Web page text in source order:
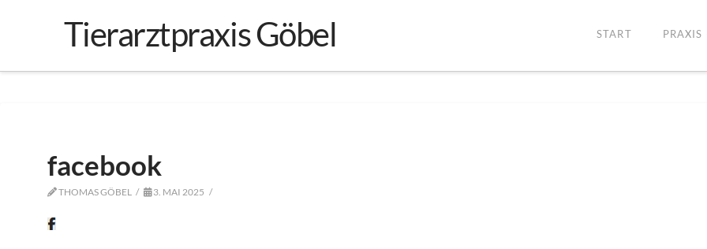
Tierarztpraxis Göbel START PRAXIS
facebook
THOMAS GÖBEL 3. MAI 2025